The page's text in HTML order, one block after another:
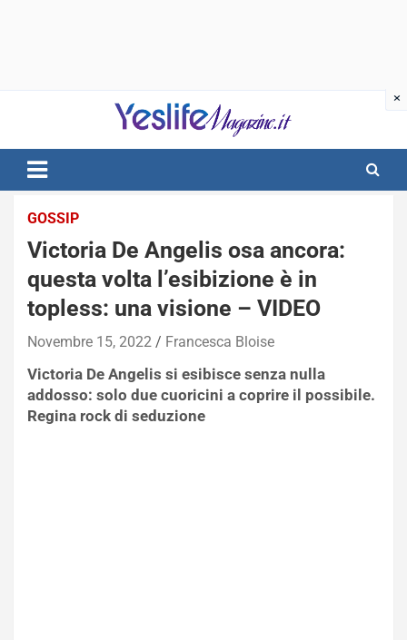
notizie di intrattenimento
GOSSIP
Victoria De Angelis osa ancora:
questa volta l’esibizione è in
topless: una visione – VIDEO
Novembre 15, 2022 Francesca Bloise
Victoria De Angelis si esibisce senza nulla
addosso: solo due cuoricini a coprire il possibile.
Regina rock di seduzione